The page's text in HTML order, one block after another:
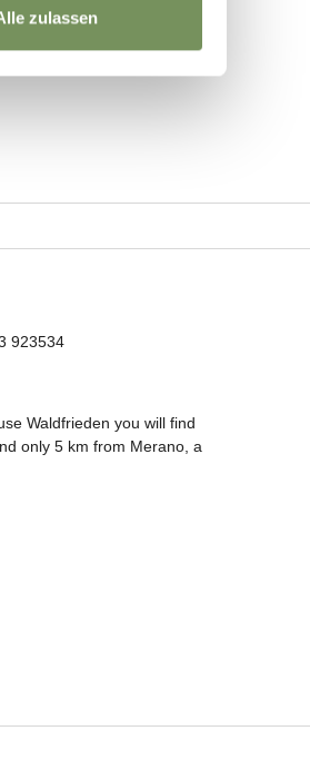
zulassen